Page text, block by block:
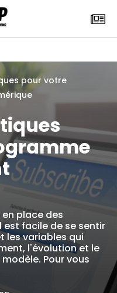
pour votre
place des
est facile de se sentir
les variables qui
l'évolution et le
Pour vous